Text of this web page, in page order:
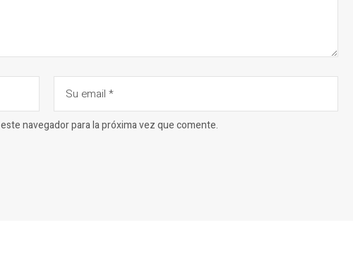
navegador para la próxima vez que comente.